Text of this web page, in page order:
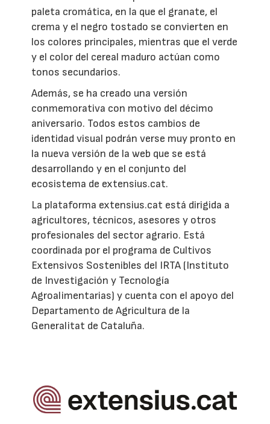
paleta cromática, en la que el granate, el
crema y el negro tostado se convierten en
los colores principales, mientras que el verde
y el color del cereal maduro actúan como
tonos secundarios.
Además, se ha creado una versión
conmemorativa con motivo del décimo
aniversario. Todos estos cambios de
identidad visual podrán verse muy pronto en
la nueva versión de la web que se está
desarrollando y en el conjunto del
ecosistema de extensius.cat.
La plataforma extensius.cat está dirigida a
agricultores, técnicos, asesores y otros
profesionales del sector agrario. Está
coordinada por el programa de Cultivos
Extensivos Sostenibles del IRTA (Instituto
de Investigación y Tecnología
Agroalimentarias) y cuenta con el apoyo del
Departamento de Agricultura de la
Generalitat de Cataluña.